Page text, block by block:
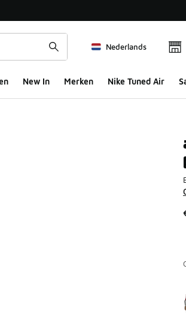
Nederlands
New In Merken Nike Tuned Air